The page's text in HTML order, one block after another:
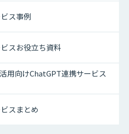
ス事例
スお役立ち資料
用向けChatGPT連携サービス
スまとめ